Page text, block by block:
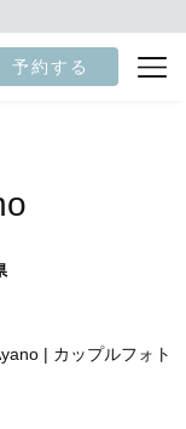
予約する